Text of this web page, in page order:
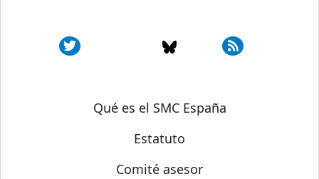
Sobre SMC España
Qué es el SMC España
Estatuto
Comité asesor